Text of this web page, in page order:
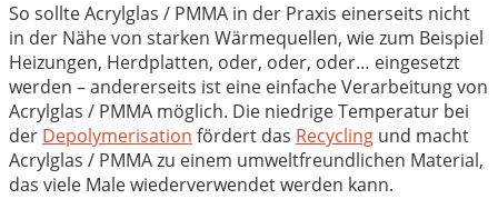
So sollte Acrylglas / PMMA in der Praxis einerseits nicht
in der Nähe von starken Wärmequellen, wie zum Beispiel
Heizungen, Herdplatten, oder, oder, oder… eingesetzt
werden – andererseits ist eine einfache Verarbeitung von
Acrylglas / PMMA möglich. Die niedrige Temperatur bei
der Depolymerisation fördert das Recycling und macht
Acrylglas / PMMA zu einem umweltfreundlichen Material,
das viele Male wiederverwendet werden kann.